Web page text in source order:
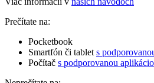
Prečítate na:
Pocketbook
Smartfón či tablet s
Počítač s podporovanou